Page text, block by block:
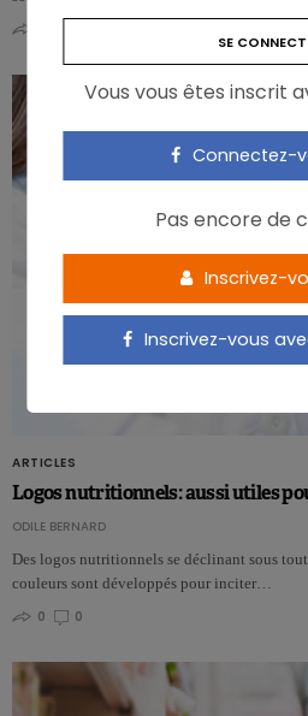
ARTICLES
Logos nutritionnels: aussi utiles
ODILE BERNARD
Des logos nutritionnels se déclinant sous
couleurs sont développés pour inciter…
0
0
Vous vous êtes inscrit
Connectez-
Pas encore de
Inscrivez-
Inscrivez-vous